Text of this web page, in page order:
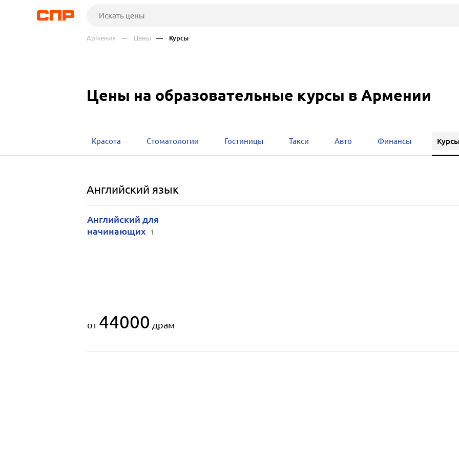
Армения — Цены — Курсы
Цены на образовательные курсы в Армении
Красота Стоматологии Гостиницы Такси Авто Финансы Курсы
Английский язык
Английский для
начинающих 1
от 44000 драм